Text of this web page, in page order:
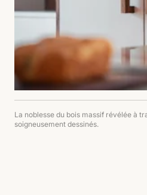
La noblesse du bois massif révélée à
soigneusement dessinés.